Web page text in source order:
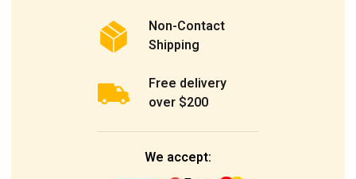
Non-Contact
Shipping
Free delivery
over $200
We accept: